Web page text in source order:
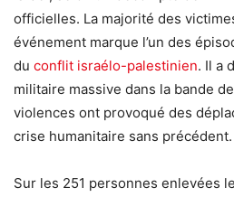
officielles. La majorité des
événement marque l’un des
du conflit israélo-palestinien. Il a
militaire massive dans la bande
violences ont provoqué des
crise humanitaire sans précédent.
Sur les 251 personnes enlevées